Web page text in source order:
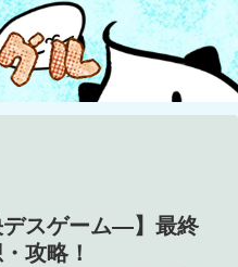
デスゲーム―】最終
・攻略！